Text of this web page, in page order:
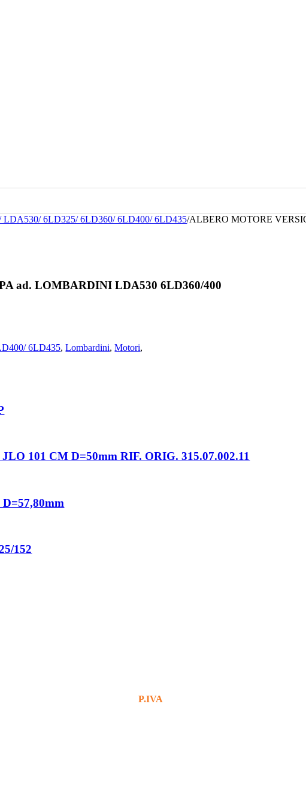
LDA530/ 6LD325/ 6LD360/ 6LD400/ 6LD435/ALBERO MOTORE
ad. LOMBARDINI LDA530 6LD360/400
6LD435,Lombardini,Motori,
101 CM D=50mm RIF. ORIG. 315.07.002.11
152
P.IVA